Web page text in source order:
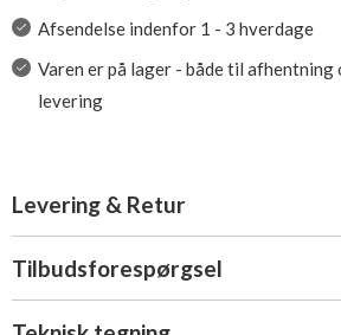
Afsendelse indenfor 1 - 3 hverdage
Varen er på lager - både til
levering
Levering & Retur
Tilbudsforespørgsel